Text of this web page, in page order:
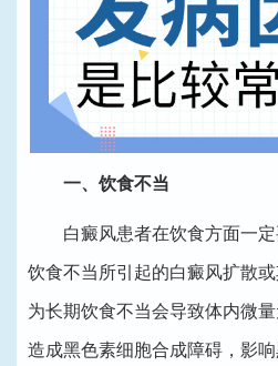
一、饮食不当
白癜风患者在饮食方面一定
饮食不当所引起的白癜风扩散
为长期饮食不当会导致体内微
造成黑色素细胞合成障碍，影